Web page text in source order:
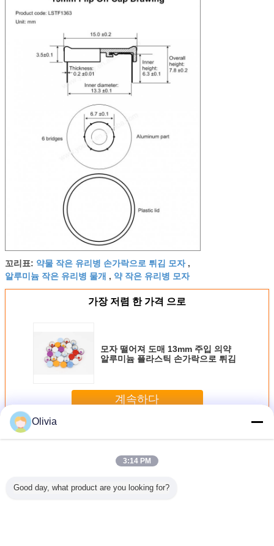
꼬리표: 약물 작은 유리병 손가락으로 튀김 모자,
알루미늄 작은 유리병 물개 , 약 작은 유리병 모자
가장 저렴 한 가격 으로
모자 떨어져 도매 13mm 주입 의약
알루미늄 플라스틱 손가락으로 튀김
계속하다
더 많은 것
Olivia
3:14 PM
Good day, what product are you looking for?